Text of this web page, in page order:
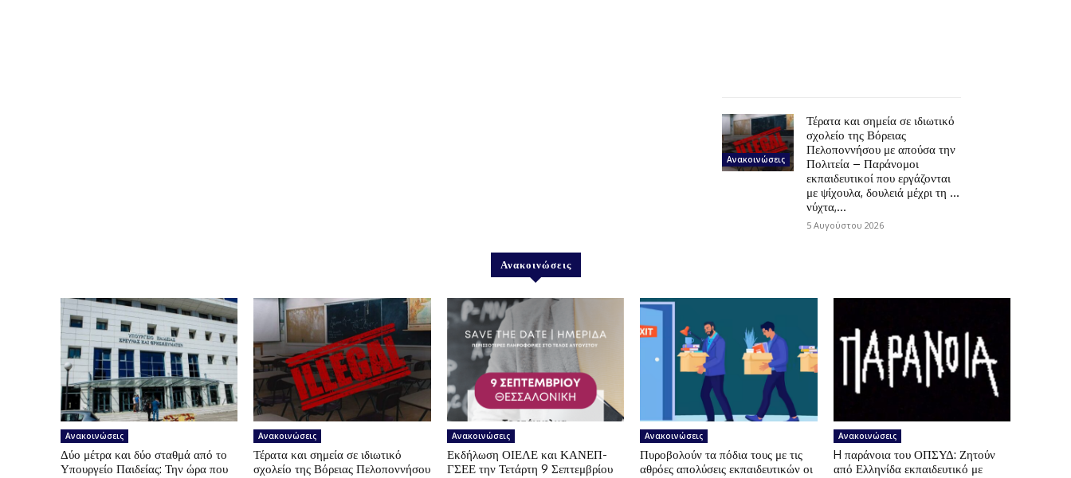
Ανακοινώσεις
Τέρατα και σημεία σε ιδιωτικό
σχολείο της Βόρειας
Πελοποννήσου με απούσα την
Πολιτεία – Παράνομοι
εκπαιδευτικοί που εργάζονται
με ψίχουλα, δουλειά μέχρι τη …
νύχτα,...
5 Αυγούστου 2026
Ανακοινώσεις
Ανακοινώσεις
Δύο μέτρα και δύο σταθμά από το
Υπουργείο Παιδείας: Την ώρα που
Ανακοινώσεις
Τέρατα και σημεία σε ιδιωτικό
σχολείο της Βόρειας Πελοποννήσου
Ανακοινώσεις
Εκδήλωση ΟΙΕΛΕ και ΚΑΝΕΠ-
ΓΣΕΕ την Τετάρτη 9 Σεπτεμβρίου
Ανακοινώσεις
Πυροβολούν τα πόδια τους με τις
αθρόες απολύσεις εκπαιδευτικών οι
Ανακοινώσεις
H παράνοια του ΟΠΣΥΔ: Ζητούν
από Ελληνίδα εκπαιδευτικό με